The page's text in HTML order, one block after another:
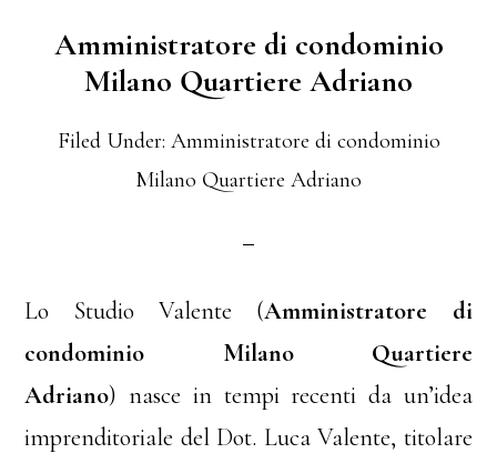
Amministratore di condominio
Milano Quartiere Adriano
Filed Under: Amministratore di condominio
Milano Quartiere Adriano
Lo Studio Valente (Amministratore di
condominio Milano Quartiere
Adriano) nasce in tempi recenti da un’idea
imprenditoriale del Dot. Luca Valente, titolare